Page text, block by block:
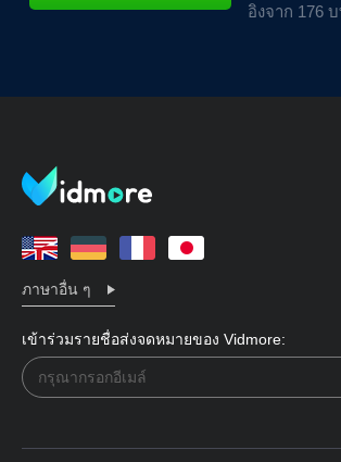
อิงจาก 176
ภาษาอื่น ๆ
เข้าร่วมรายชื่อส่งจดหมายของ Vidmore: